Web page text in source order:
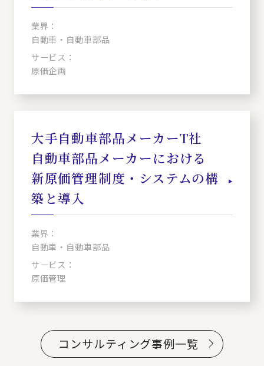
業界：
自動車・自動車部品
サービス：
原価企画
大手自動車部品メーカーT社
自動車部品メーカーにおける
新原価管理制度・システムの構
築と導入
業界：
自動車・自動車部品
サービス：
原価管理
コンサルティング事例一覧